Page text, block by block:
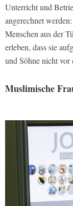
Unterricht und
angerechnet
Menschen aus der
erleben, dass sie
und Söhne nicht vor
Muslimische